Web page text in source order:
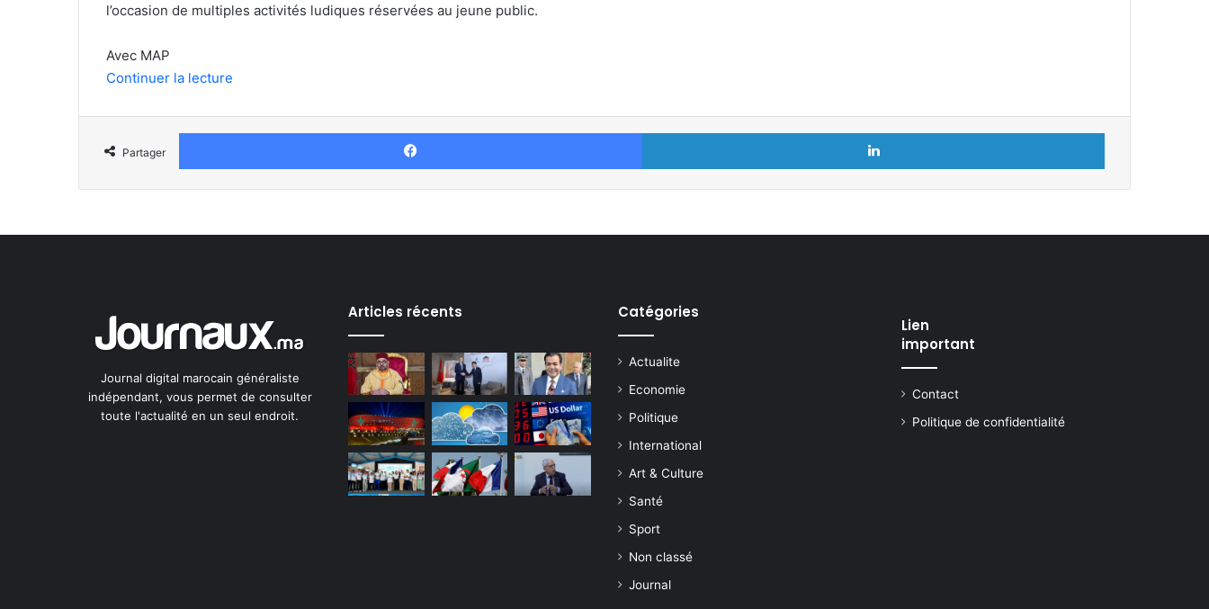
l’occasion de multiples activités ludiques réservées au jeune public.
Avec MAP
Continuer la lecture
Partager
Facebook Linkedin
Journal digital marocain généraliste
indépendant, vous permet de consulter
toute l'actualité en un seul endroit.
Articles récents Catégories
Actualite
Economie
Politique
International
Art & Culture
Santé
Sport
Non classé
Journal
Lien
important
Contact
Politique de confidentialité